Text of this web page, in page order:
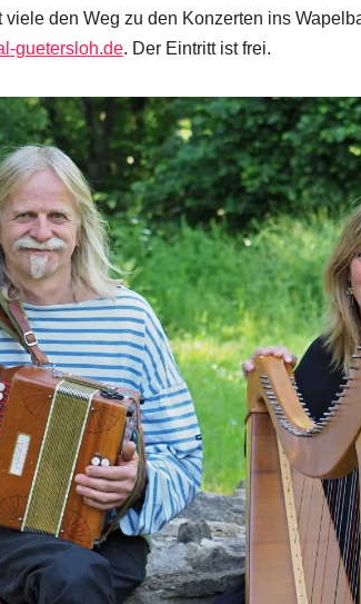
den Weg zu den Konzerten ins
guetersloh.de. Der Eintritt ist frei.